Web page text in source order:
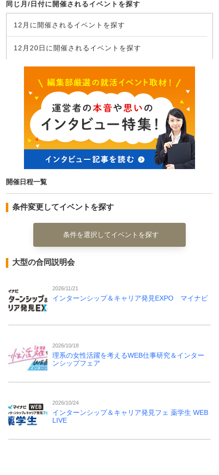
同じ月/日付に開催されるイベントを探す
12月に開催されるイベントを探す
12月20日に開催されるイベントを探す
開催日程一覧
条件変更してイベントを探す
条件を選択してイベントを探す
大型の合同説明会
2026/11/21
インターンシップ＆キャリア発見EXPO マイナビ
2026/10/18
理系の女性活躍を考えるWEB仕事研究＆インター
ンシップフェア
2026/10/24
インターンシップ＆キャリア発見フェ 薬学生 WEB
LIVE